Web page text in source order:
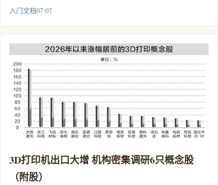
入门文档07·07
3D打印机出口大增 机构密集调研6只概念股
（附股）